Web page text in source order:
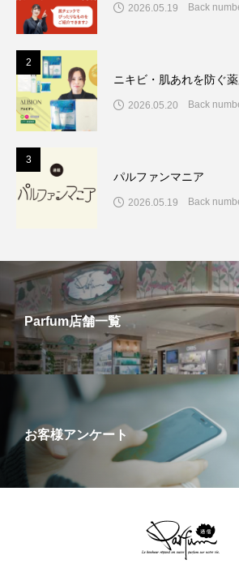
2026.05.19 Back
2
ニキビ・肌あれを防ぐ
2026.05.20 Back
3
パルファンマニア
2026.05.19 Back
Parfum店舗一覧
お客様アンケート